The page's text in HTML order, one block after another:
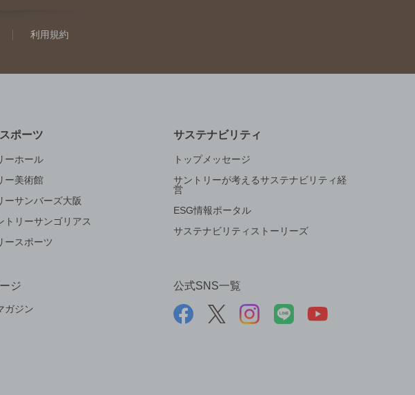
利用規約
ポーツ
ーホール
ー美術館
ーサンバーズ大阪
トリーサンゴリアス
ースポーツ
サステナビリティ
トップメッセージ
サントリーが考えるサステナビリティ経
営
ESG情報ポータル
サステナビリティストーリーズ
ジ
ガジン
公式SNS一覧